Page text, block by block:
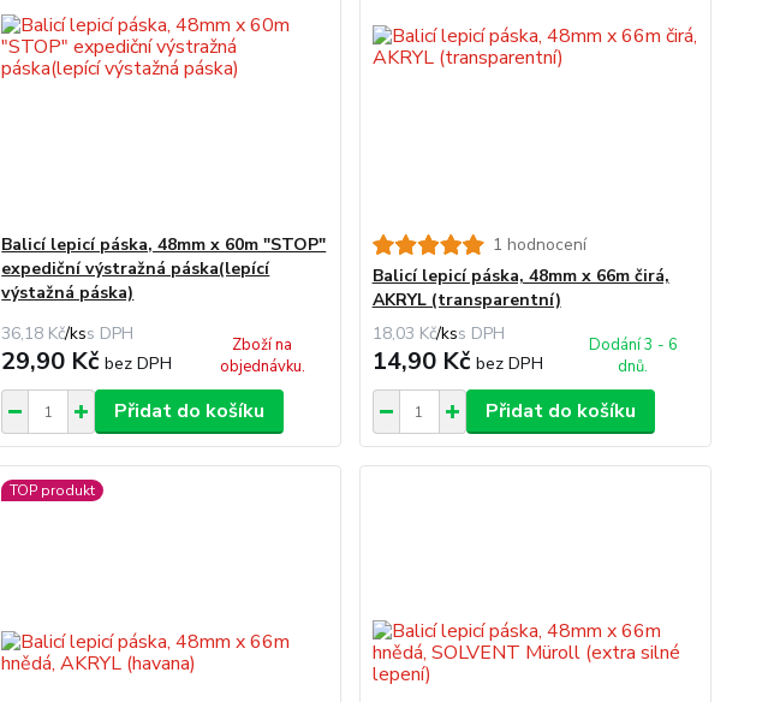
Balicí lepicí páska, 48mm x 60m "STOP"
expediční výstražná páska(lepící
výstažná páska)
36,18 Kč/ks
29,90 Kčbez DPH
Zboží na
objednávku.
Přidat do košíku
1 hodnocení
Balicí lepicí páska, 48mm x 66m čirá,
AKRYL (transparentní)
18,03 Kč/ks
14,90 Kč bez DPH
Dodání 3 - 6
dnů.
Přidat do košíku
TOP produkt